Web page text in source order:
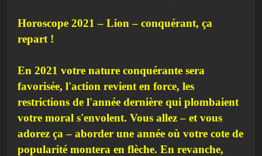
Horoscope 2021 – Lion – conquérant, ça
repart !
En 2021 votre nature conquérante sera
favorisée, l'action revient en force, les
restrictions de l'année dernière qui plombaient
votre moral s'envolent. Vous allez – et vous
adorez ça – aborder une année où votre cote de
popularité montera en flèche. En revanche,